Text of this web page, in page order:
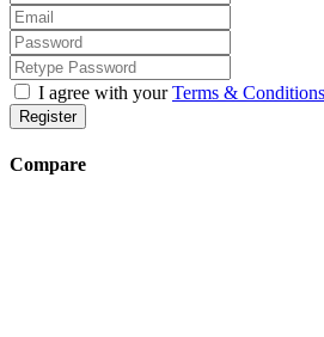
I agree with yourTerms & Conditions
Register
Compare